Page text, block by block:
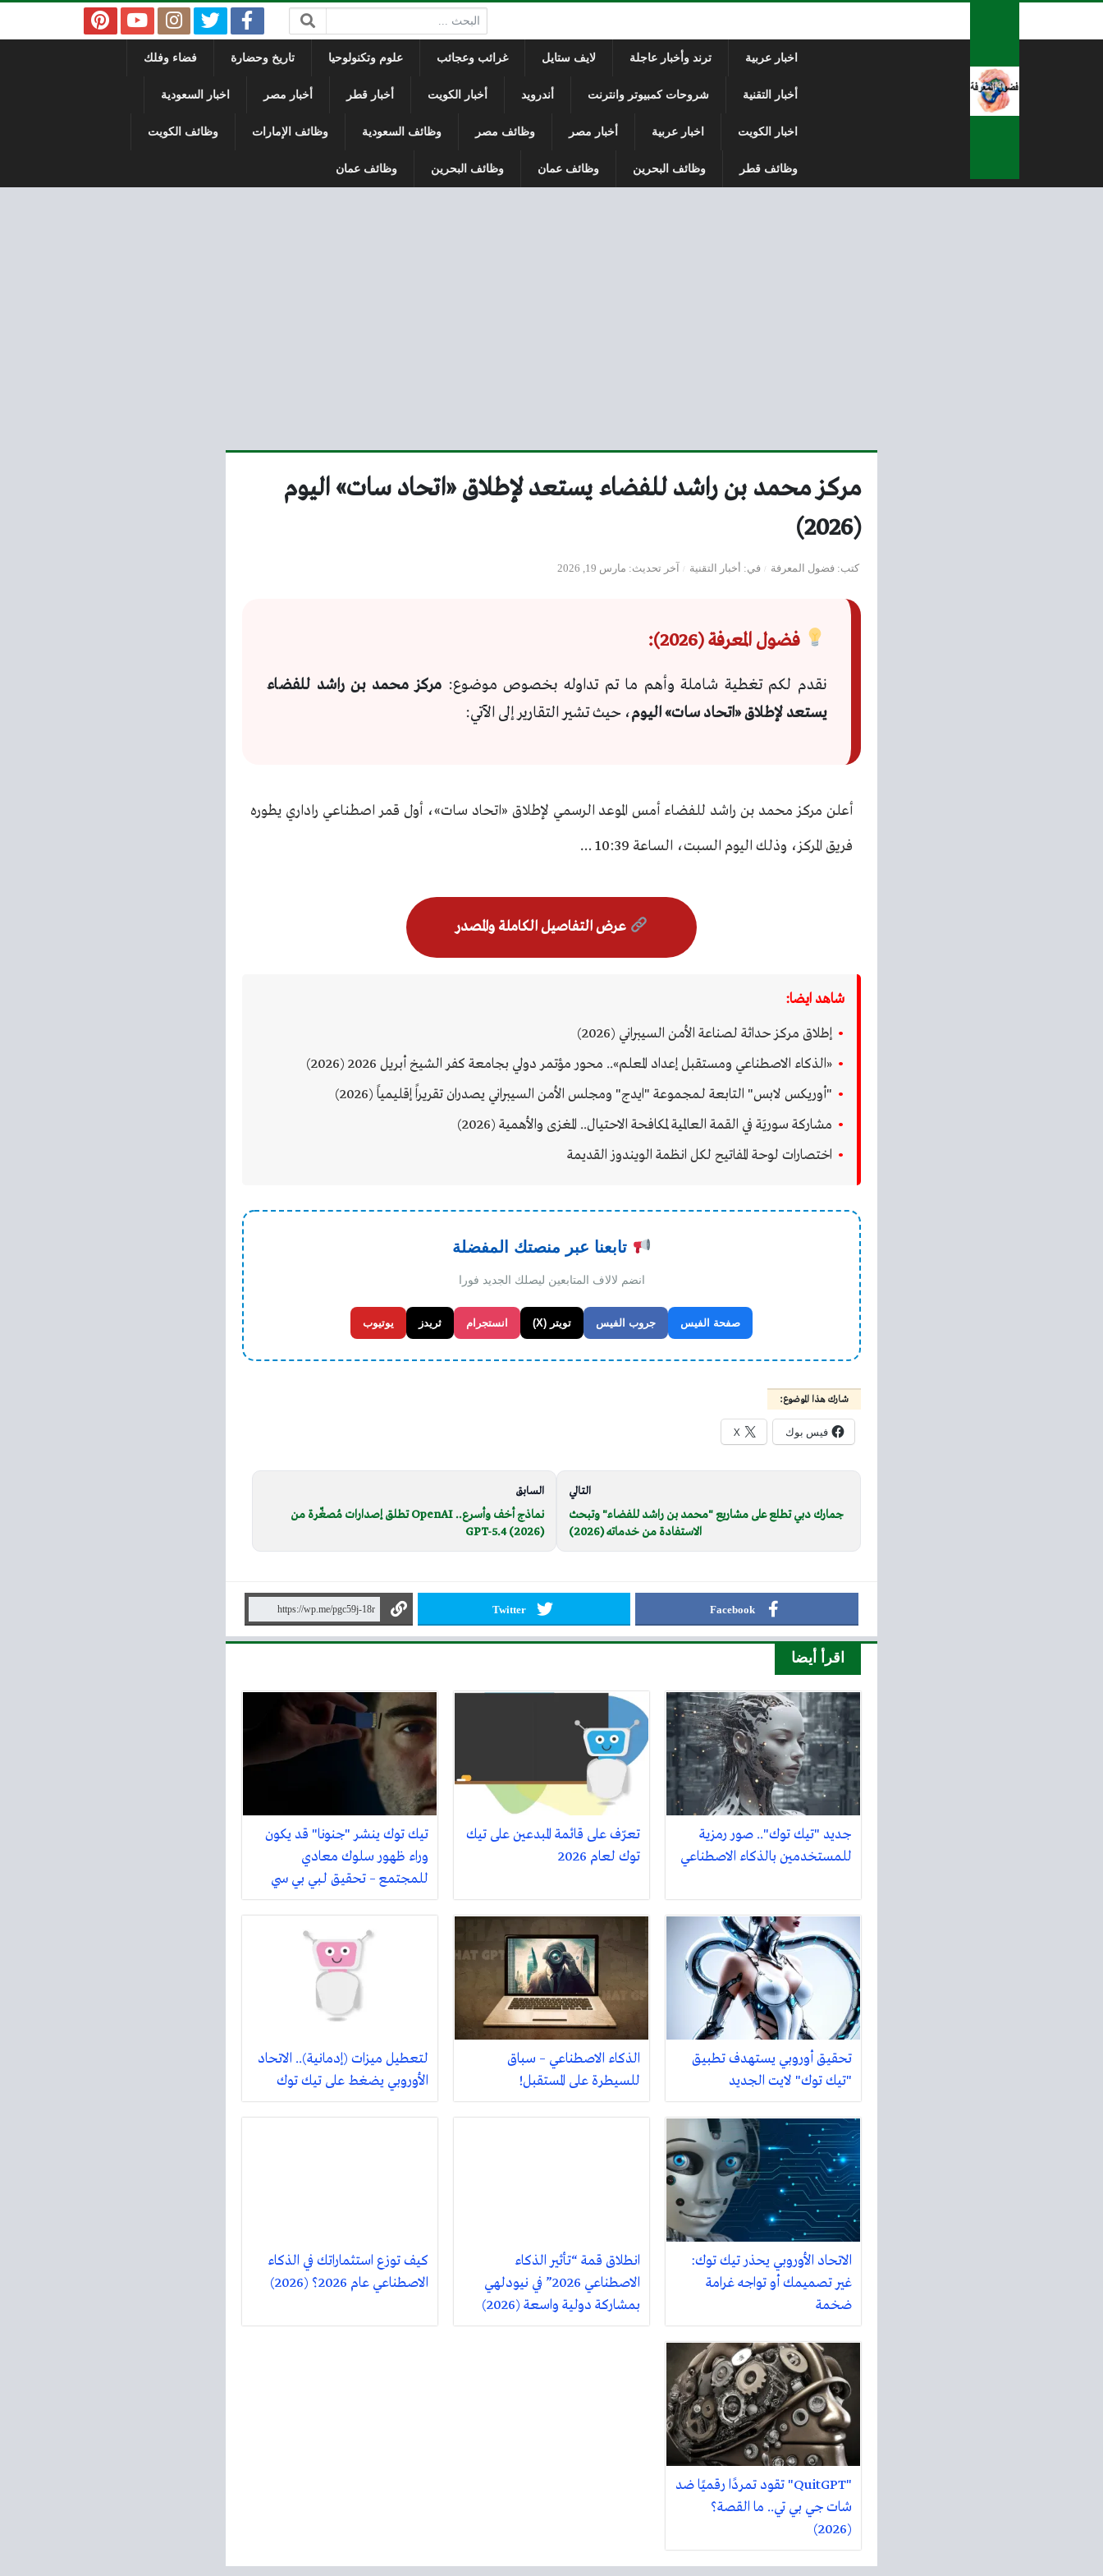
البحث:
اخبار عربية ترند وأخبار عاجلة لايف ستايل غرائب وعجائب علوم وتكنولوحيا تاريخ وحضارة فضاء وفلك
أخبار التقنية شروحات كمبيوتر وانترنت أندرويد أخبار الكويت أخبار قطر أخبار مصر اخبار السعودية
اخبار الكويت اخبار عربية أخبار مصر وظائف مصر وظائف السعودية وظائف الإمارات وظائف الكويت
وظائف قطر وظائف البحرين وظائف عمان وظائف البحرين وظائف عمان
مركز محمد بن راشد للفضاء يستعد لإطلاق «اتحاد سات» اليوم
(2026)
كتب فضول المعرفة في أخبار التقنية آخر تحديث مارس 19, 2026
فضول المعرفة (2026):
نقدم لكم تغطية شاملة وأهم ما تم تداوله بخصوص موضوع: مركز محمد بن راشد للفضاء
يستعد لإطلاق «اتحاد سات» اليوم، حيث تشير التقارير إلى الآتي:
أعلن مركز محمد بن راشد للفضاء أمس الموعد الرسمي لإطلاق «اتحاد سات»، أول قمر اصطناعي راداري يطوره
فريق المركز، وذلك اليوم السبت، الساعة 10:39 …
عرض التفاصيل الكاملة والمصدر
شاهد ايضا:
إطلاق مركز حداثة لصناعة الأمن السيبراني (2026)
«الذكاء الاصطناعي ومستقبل إعداد المعلم».. محور مؤتمر دولي بجامعة كفر الشيخ أبريل 2026 (2026)
"أوريكس لابس" التابعة لـمجموعة "ايدج" ومجلس الأمن السيبراني يصدران تقريراً إقليمياً (2026)
مشاركة سوريَة في القمة العالمية لمكافحة الاحتيال.. المغزى والأهمية (2026)
اختصارات لوحة المفاتيح لكل انظمة الويندوز القديمة
تابعنا عبر منصتك المفضلة
انضم لالاف المتابعين ليصلك الجديد فورا
صفحة الفيس جروب الفيس تويتر (X) انستجرام ثريدز يوتيوب
شارك هذا الموضوع:
فيس بوك X
التالي
جمارك دبي تطلع على مشاريع "محمد بن راشد للفضاء" وتبحث
الاستفادة من خدماته (2026)
السابق
نماذج أخف وأسرع.. OpenAI تطلق إصدارات مُصغّرة من
GPT-5.4 (2026)
Facebook
Twitter
اقرأ أيضا
جديد "تيك توك".. صور رمزية
للمستخدمين بالذكاء الاصطناعي
تعرّف على قائمة المبدعين على تيك
توك لعام 2026
تيك توك ينشر "جنونا" قد يكون
وراء ظهور سلوك معادي
للمجتمع – تحقيق لـبي بي سي
تحقيق أوروبي يستهدف تطبيق
"تيك توك" لايت الجديد
الذكاء الاصطناعي – سباق
للسيطرة على المستقبل!
لتعطيل ميزات (إدمانية).. الاتحاد
الأوروبي يضغط على تيك توك ‎‎
الاتحاد الأوروبي يحذر تيك توك:
غير تصميمك أو تواجه غرامة
ضخمة
انطلاق قمة “تأثير الذكاء
الاصطناعي 2026” في نيودلهي
بمشاركة دولية واسعة (2026)
كيف توزع استثماراتك في الذكاء
الاصطناعي عام 2026؟ (2026)
"QuitGPT" تقود تمردًا رقميًا ضد
شات جي بي تي.. ما القصة؟
(2026)